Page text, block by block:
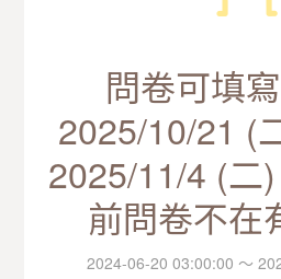
問卷可填
2025/10/21 (
2025/11/4 (二
前問卷不在
2024-06-20 03:00:00 ～